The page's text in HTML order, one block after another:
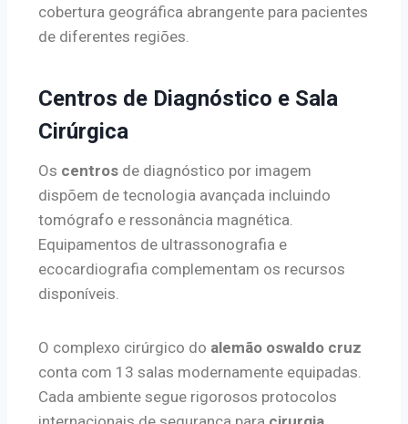
cobertura geográfica abrangente para pacientes
de diferentes regiões.
Centros de Diagnóstico e Sala
Cirúrgica
Os centros de diagnóstico por imagem
dispõem de tecnologia avançada incluindo
tomógrafo e ressonância magnética.
Equipamentos de ultrassonografia e
ecocardiografia complementam os recursos
disponíveis.
O complexo cirúrgico do alemão oswaldo cruz
conta com 13 salas modernamente equipadas.
Cada ambiente segue rigorosos protocolos